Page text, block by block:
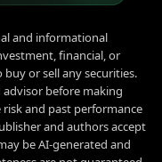
and informational
financial, or
or sell any securities.
advisor before making
and past performance
and authors accept
be AI-generated and